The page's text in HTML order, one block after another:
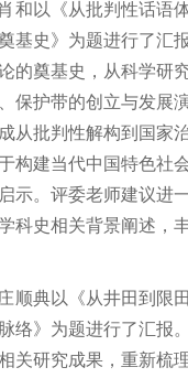
和以《从批判性话语
基史》为题进行了汇
的奠基史，从科学研
保护带的创立与发展
从批判性解构到国家
构建当代中国特色社
示。评委老师建议进
科史相关背景阐述，
顺典以《从井田到限
络》为题进行了汇报
关研究成果，重新梳